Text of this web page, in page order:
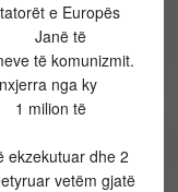
të
të komunizmit.
nga ky
të
dhe 2
vetëm gjatë